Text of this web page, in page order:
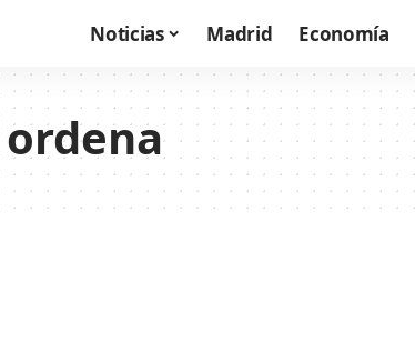
Noticias Madrid Economía
ordena